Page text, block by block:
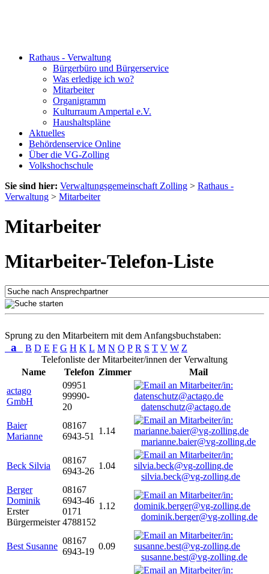
Rathaus - Verwaltung
Bürgerbüro und Bürgerservice
Was erledige ich wo?
Mitarbeiter
Organigramm
Kulturraum Ampertal e.V.
Haushaltspläne
Aktuelles
Behördenservice Online
Über die VG-Zolling
Volkshochschule
Sie sind hier: Verwaltungsgemeinschaft Zolling > Rathaus -
Verwaltung > Mitarbeiter
Mitarbeiter
Mitarbeiter-Telefon-Liste
Sprung zu den Mitarbeitern mit dem Anfangsbuchstaben:
a B D E F G H K L M N O P R S T V W Z
Telefonliste der Mitarbeiter/innen der Verwaltung
Name
Telefon Zimmer
Mail
actago
GmbH
09951
99990-
20
datenschutz@actago.de
Baier
Marianne
08167
6943-51
1.14
marianne.baier@vg-zolling.de
Beck Silvia
08167
6943-26
1.04
silvia.beck@vg-zolling.de
Berger
Dominik
Erster
Bürgermeister
08167
6943-46
0171
4788152
1.12
dominik.berger@vg-zolling.de
Best Susanne
08167
6943-19
0.09
susanne.best@vg-zolling.de